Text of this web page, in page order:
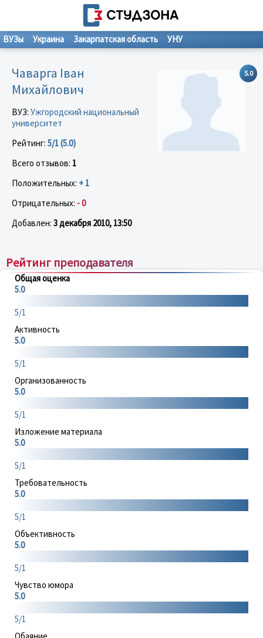
ВУЗы Украина Закарпатская область УНУ
5.0
Чаварга Іван
Михайлович
ВУЗ: Ужгородский национальный
университет
Рейтинг: 5/1 (5.0)
Всего отзывов: 1
Положительных: + 1
Отрицательных: - 0
Добавлен: 3 декабря 2010, 13:50
Рейтинг преподавателя
Общая оценка
5.0
5/1
Активность
5.0
5/1
Организованность
5.0
5/1
Изложение материала
5.0
5/1
Требовательность
5.0
5/1
Объективность
5.0
5/1
Чувство юмора
5.0
5/1